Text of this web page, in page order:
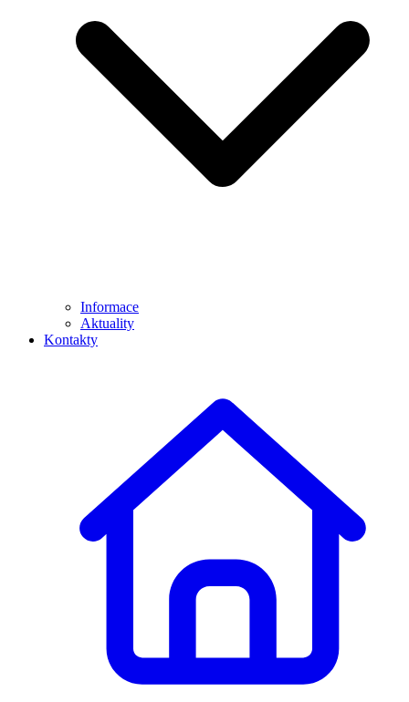
Informace
Aktuality
Kontakty